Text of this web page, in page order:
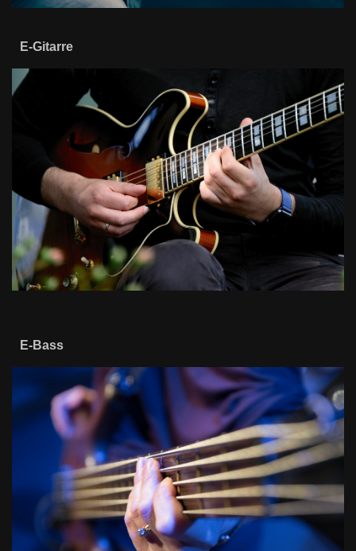
E-Gitarre
E-Bass